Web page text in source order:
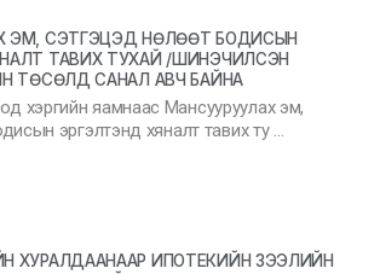
ЭМ, СЭТГЭЦЭД НӨЛӨӨТ БОДИСЫН
ТАВИХ ТУХАЙ /ШИНЭЧИЛСЭН
ТӨСӨЛД САНАЛ АВЧ БАЙНА
хэргийн яамнаас Мансууруулах эм,
эргэлтэнд хяналт тавих ту …
ХУРАЛДААНААР ИПОТЕКИЙН ЗЭЭЛИЙН